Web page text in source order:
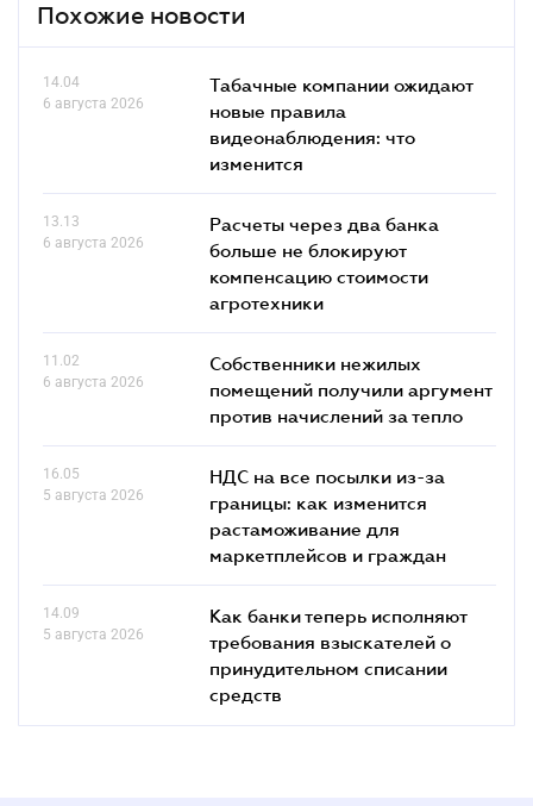
Похожие новости
14.04
6 августа 2026
Табачные компании ожидают
новые правила
видеонаблюдения: что
изменится
13.13
6 августа 2026
Расчеты через два банка
больше не блокируют
компенсацию стоимости
агротехники
11.02
6 августа 2026
Собственники нежилых
помещений получили аргумент
против начислений за тепло
16.05
5 августа 2026
НДС на все посылки из-за
границы: как изменится
растаможивание для
маркетплейсов и граждан
14.09
5 августа 2026
Как банки теперь исполняют
требования взыскателей о
принудительном списании
средств